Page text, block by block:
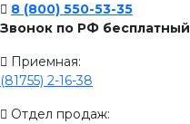
8 (800) 550-53-35
Звонок по РФ бесплатный
Приемная:
(81755) 2-16-38
Отдел продаж: